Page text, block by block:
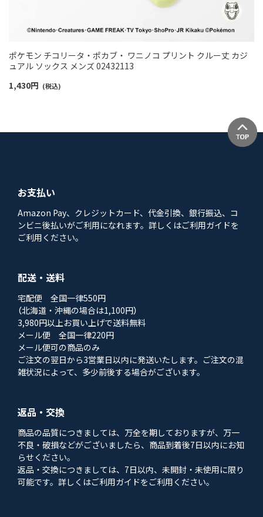
ポケモン チコリータ・ポカブ・ ワニノコ プリント クルー丈 カジ
ュアル ソックス メンズ 02432113
1,430円 (税込)
お支払い
Amazon Pay、クレジットカード、代金引換、銀行振込、コ
ンビニ後払いがご利用になれます。詳しくはご利用ガイドを
ご利用ください。
配送・送料
宅配便 全国一律550円
（北海道・沖縄の場合は1,100円）
3,980円以上お買い上げで送料無料
メール便 全国一律220円
メール便可の商品のみ
ご注文の翌日から3営業日以内に発送いたします。ご注文の混
雑状況によって、多少前後する場合がございます。
返品・交換
商品の品質につきましては、万全を期しておりますが、万一
不良・破損などがございましたら、商品到着後7日以内にお知
らせください。
返品・交換につきましては、7日以内、未開封・未使用に限り
可能です。詳しくはご利用ガイドをご利用ください。